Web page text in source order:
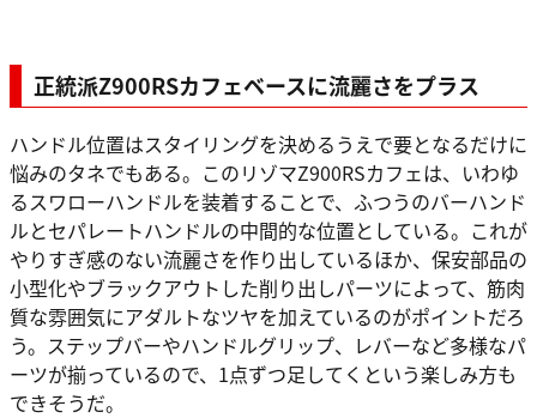
正統派Z900RSカフェベースに流麗さをプラス
ハンドル位置はスタイリングを決めるうえで要となるだけに
悩みのタネでもある。このリゾマZ900RSカフェは、いわゆ
るスワローハンドルを装着することで、ふつうのバーハンド
ルとセパレートハンドルの中間的な位置としている。これが
やりすぎ感のない流麗さを作り出しているほか、保安部品の
小型化やブラックアウトした削り出しパーツによって、筋肉
質な雰囲気にアダルトなツヤを加えているのがポイントだろ
う。ステップバーやハンドルグリップ、レバーなど多様なパ
ーツが揃っているので、1点ずつ足してくという楽しみ方も
できそうだ。